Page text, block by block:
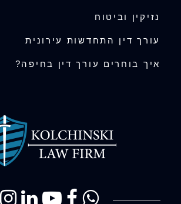
נזיקין וביטוח
עורך דין התחדשות עירונית
איך בוחרים עורך דין בחיפה?